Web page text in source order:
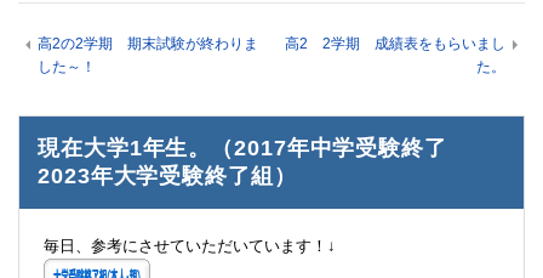
高2の2学期 期末試験が終わりま
した～！
高2 2学期 成績表をもらいまし
た。
現在大学1年生。（2017年中学受験終了
2023年大学受験終了組）
毎日、参考にさせていただいています！↓